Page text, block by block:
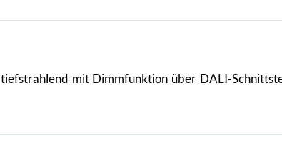
tiefstrahlend mit Dimmfunktion über DALI-